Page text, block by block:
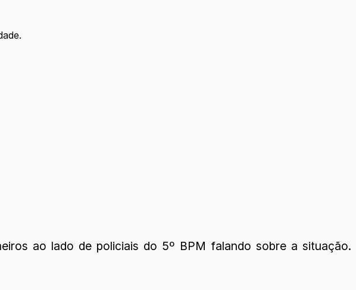
ao lado de policiais do 5º BPM falando sobre a situação.